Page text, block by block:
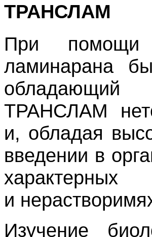
ТРАНСЛАМ
При помощи
ламинарана
обладающий
ТРАНСЛАМ
и, обладая
введении в
и
Изучение